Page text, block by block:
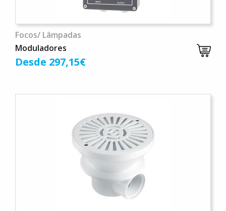
Focos/ Lâmpadas
Moduladores
Desde 297,15€